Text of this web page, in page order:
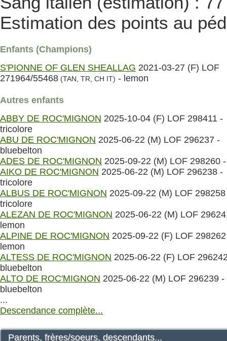
Estimation des points au
Enfants (Champions)
S'PIONNE OF GLEN SHEALLAG 2021-03-27 (F) LOF
271964/55468 (TAN, TR, CH IT) - lemon
Autres enfants
ABBY DE ROC'MIGNON 2025-10-04 (F) LOF 298411 -
tricolore
ABU DE ROC'MIGNON 2025-06-22 (M) LOF 296237 -
bluebelton
ADES DE ROC'MIGNON 2025-09-22 (M) LOF 298260
AIKO DE ROC'MIGNON 2025-06-22 (M) LOF 296238 -
tricolore
ALBUS DE ROC'MIGNON 2025-09-22 (M) LOF
tricolore
ALEZAN DE ROC'MIGNON 2025-06-22 (M) LOF
lemon
ALPINE DE ROC'MIGNON 2025-09-22 (F) LOF
lemon
ALTESS DE ROC'MIGNON 2025-06-22 (F) LOF
bluebelton
ALTO DE ROC'MIGNON 2025-06-22 (M) LOF 296239 -
bluebelton
...
Descendance complète...
Parents, frères/soeurs, descendants...